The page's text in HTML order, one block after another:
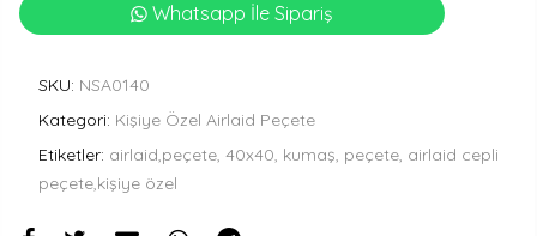
Whatsapp İle Sipariş
SKU: NSA0140
Kategori: Kişiye Özel Airlaid Peçete
Etiketler: airlaid,peçete, 40x40, kumaş, peçete, airlaid cepli
peçete,kişiye özel